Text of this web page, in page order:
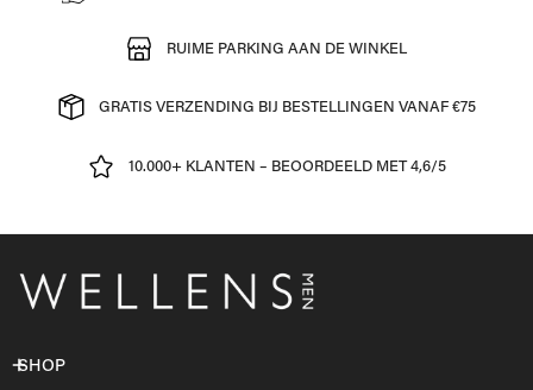
RUIME PARKING AAN DE WINKEL
GRATIS VERZENDING BIJ BESTELLINGEN VANAF €75
10.000+ KLANTEN – BEOORDEELD MET 4,6/5
SHOP